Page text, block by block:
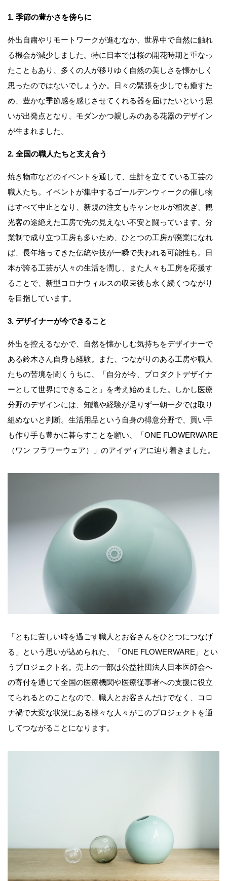
1. 季節の豊かさを傍らに
外出自粛やリモートワークが進むなか、世界中で自然に触れ
る機会が減少しました。特に日本では桜の開花時期と重なっ
たこともあり、多くの人が移りゆく自然の美しさを懐かしく
思ったのではないでしょうか。日々の緊張を少しでも癒すた
め、豊かな季節感を感じさせてくれる器を届けたいという思
いが出発点となり、モダンかつ親しみのある花器のデザイン
が生まれました。
2. 全国の職人たちと支え合う
焼き物市などのイベントを通して、生計を立てている工芸の
職人たち。イベントが集中するゴールデンウィークの催し物
はすべて中止となり、新規の注文もキャンセルが相次ぎ、観
光客の途絶えた工房で先の見えない不安と闘っています。分
業制で成り立つ工房も多いため、ひとつの工房が廃業になれ
ば、長年培ってきた伝統や技が一瞬で失われる可能性も。日
本が誇る工芸が人々の生活を潤し、また人々も工房を応援す
ることで、新型コロナウィルスの収束後も永く続くつながり
を目指しています。
3. デザイナーが今できること
外出を控えるなかで、自然を懐かしむ気持ちをデザイナーで
ある鈴木さん自身も経験。また、つながりのある工房や職人
たちの苦境を聞くうちに、「自分が今、プロダクトデザイナ
ーとして世界にできること」を考え始めました。しかし医療
分野のデザインには、知識や経験が足りず一朝一夕では取り
組めないと判断。生活用品という自身の得意分野で、買い手
も作り手も豊かに暮らすことを願い、「ONE FLOWERWARE
（ワン フラワーウェア）」 のアイディアに辿り着きました。
「ともに苦しい時を過ごす職人とお客さんをひとつにつなげ
る」という思いが込められた、「ONE FLOWERWARE」とい
うプロジェクト名。売上の一部は公益社団法人日本医師会へ
の寄付を通じて全国の医療機関や医療従事者への支援に役立
てられるとのことなので、職人とお客さんだけでなく、コロ
ナ禍で大変な状況にある様々な人々がこのプロジェクトを通
してつながることになります。